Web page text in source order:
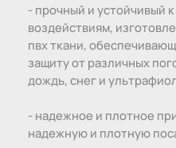
- прочный и устойчивый
воздействиям,
пвх ткани,
защиту от различных
дождь, снег и
- надежное и плотное
надежную и плотную